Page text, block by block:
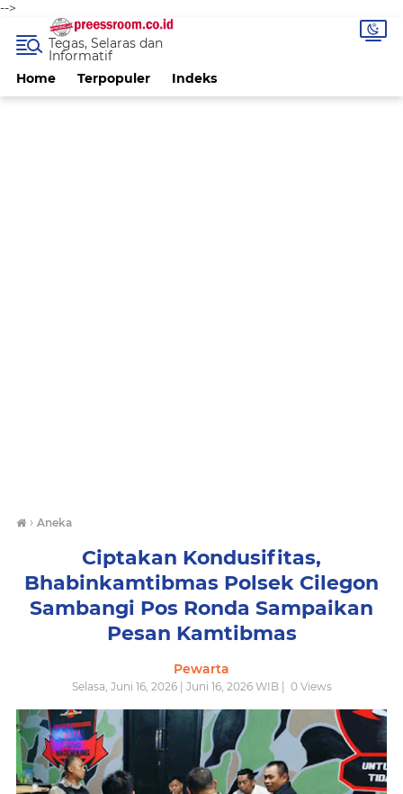
-->
Home Terpopuler Indeks
Tegas, Selaras dan
Informatif
› Aneka
Ciptakan Kondusifitas,
Bhabinkamtibmas Polsek Cilegon
Sambangi Pos Ronda Sampaikan
Pesan Kamtibmas
Pewarta
Selasa, Juni 16, 2026 | Juni 16, 2026 WIB | 0Views